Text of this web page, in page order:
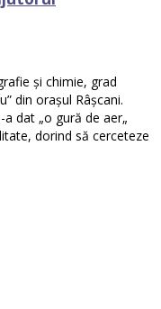
și chimie, grad
din orașul Râșcani.
dat „o gură de aer„
dorind să cerceteze